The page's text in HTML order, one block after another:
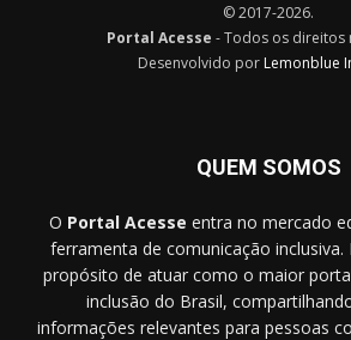
© 2017-2026.
Portal Acesse - Todos os direitos
Desenvolvido por Lemonblue
QUEM SOMOS
O Portal Acesse entra no mercado
ferramenta de comunicação
propósito de atuar como o maior
inclusão do Brasil,
informações relevantes para pessoas